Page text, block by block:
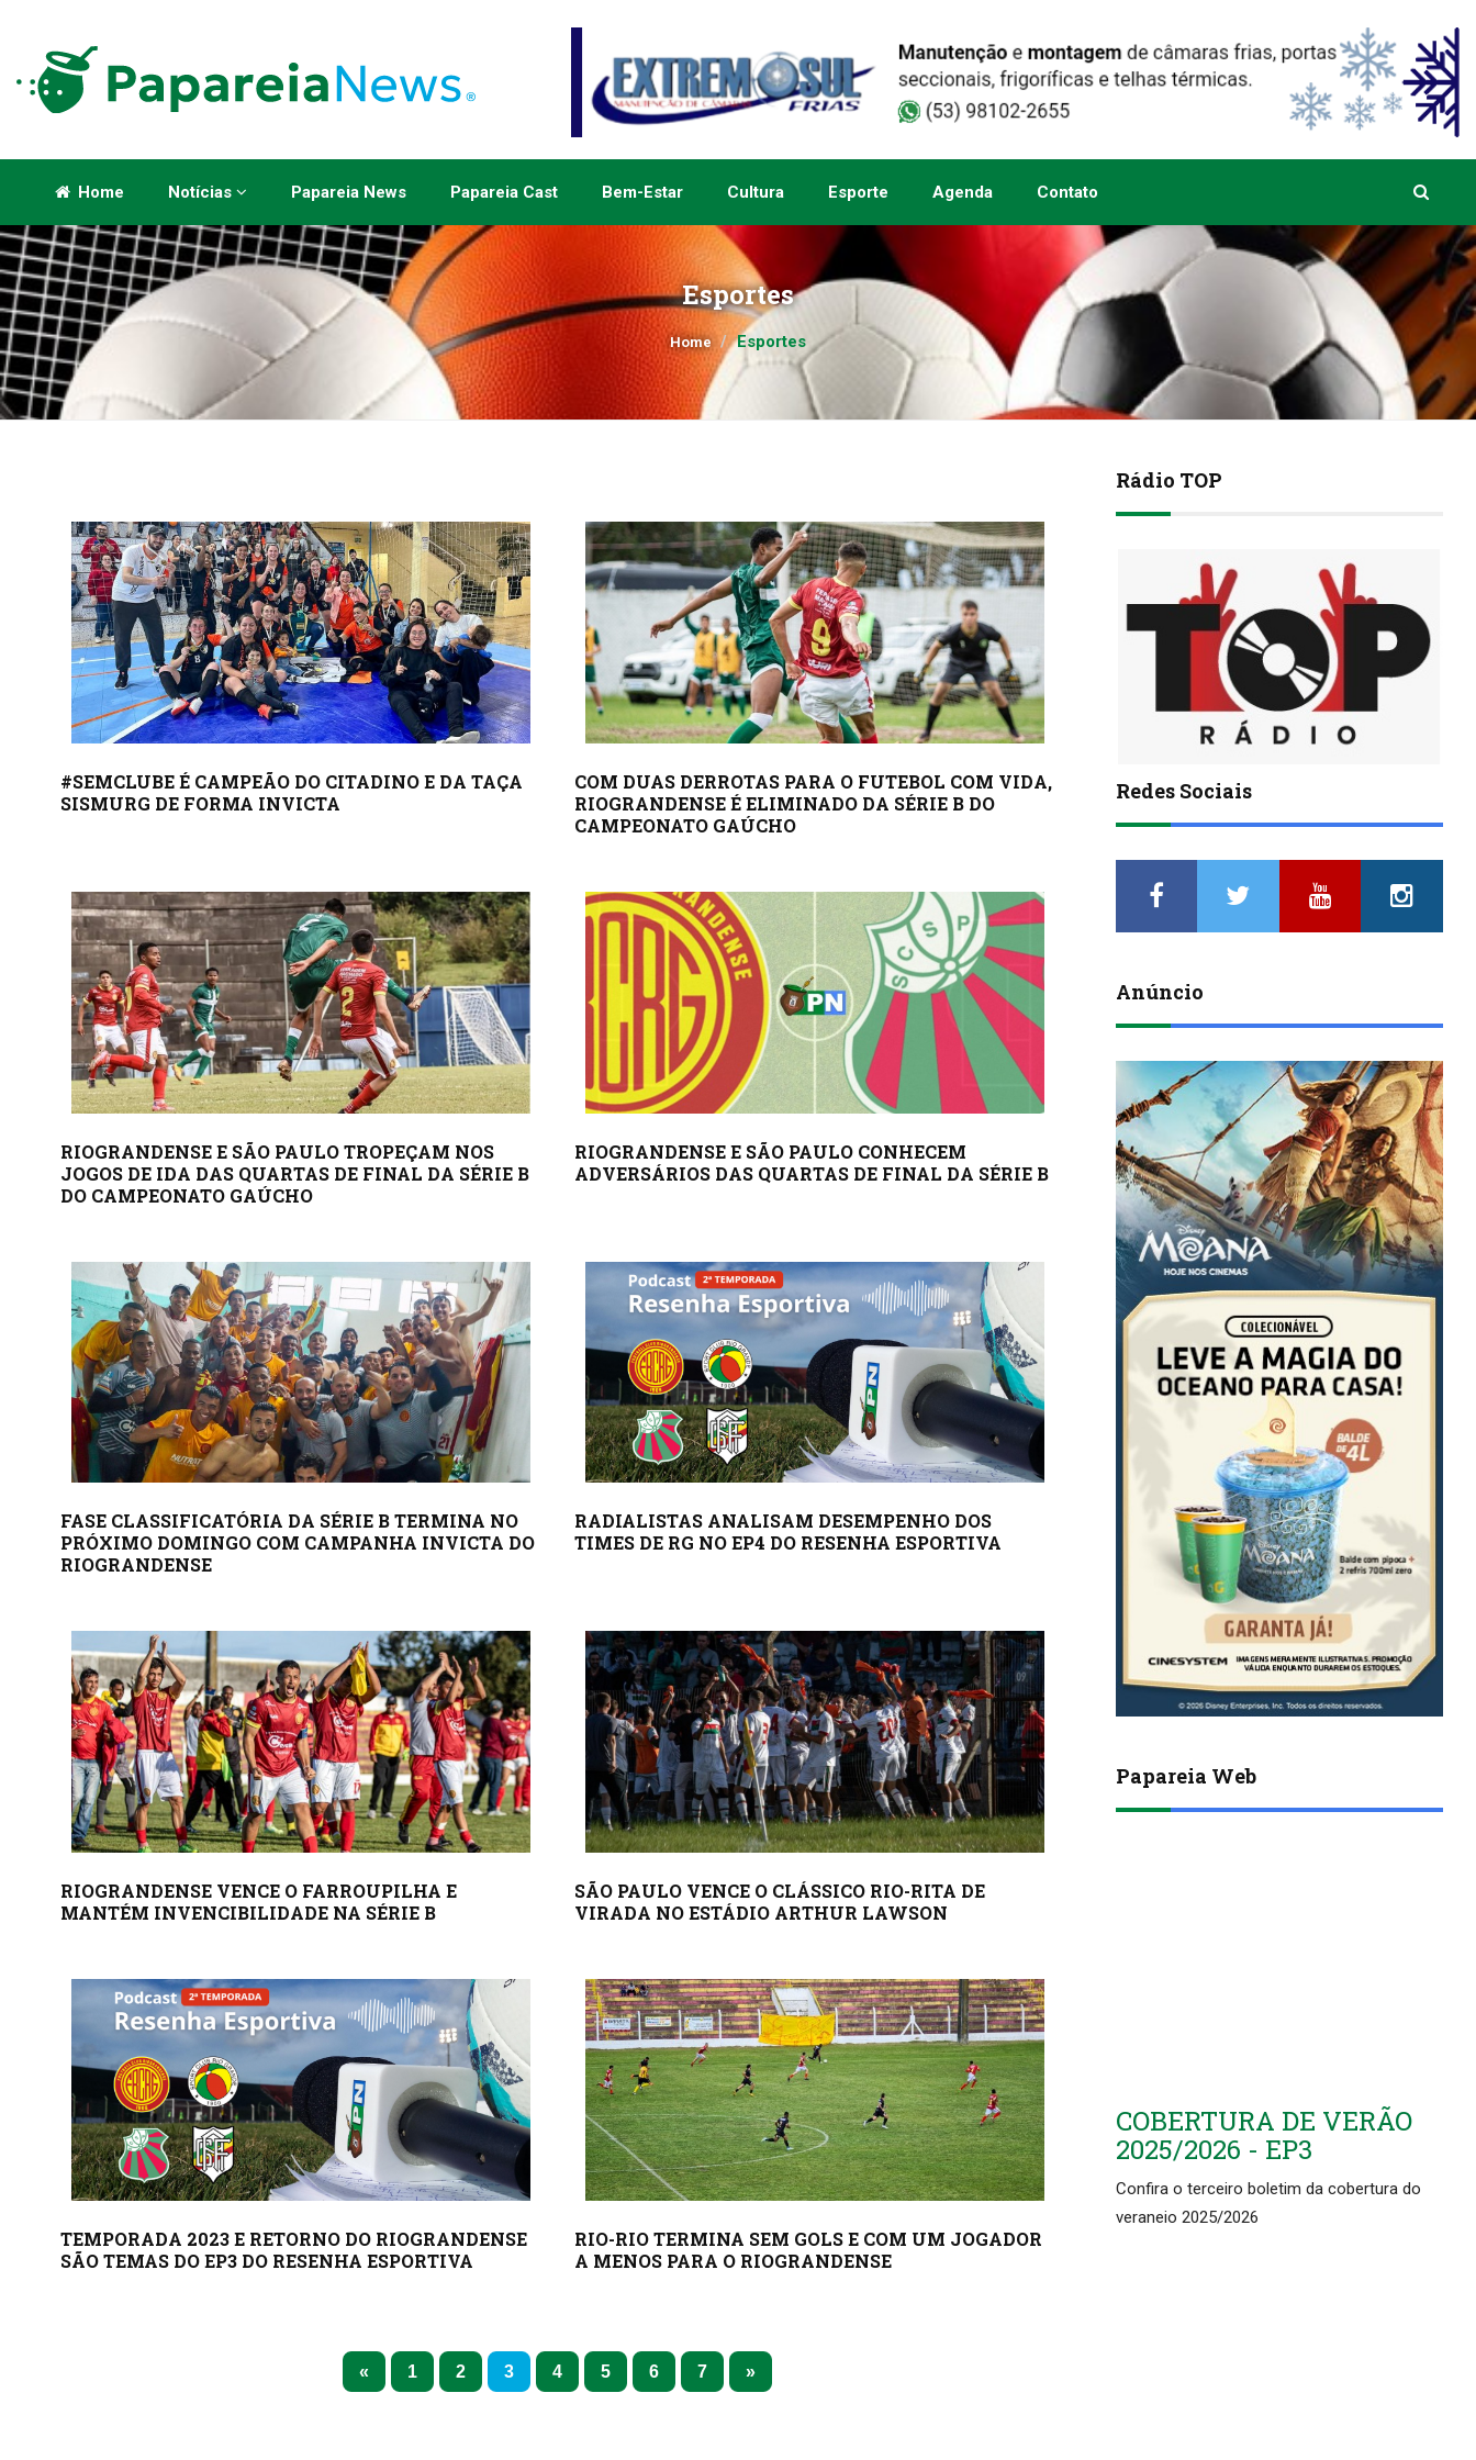
Home Notícias Papareia News Papareia Cast Bem-Estar Cultura Esporte Agenda Contato
Esportes
Home Esportes
#SEMCLUBE É CAMPEÃO DO CITADINO E DA TAÇA
SISMURG DE FORMA INVICTA
COM DUAS DERROTAS PARA O FUTEBOL COM VIDA,
RIOGRANDENSE É ELIMINADO DA SÉRIE B DO
CAMPEONATO GAÚCHO
RIOGRANDENSE E SÃO PAULO TROPEÇAM NOS
JOGOS DE IDA DAS QUARTAS DE FINAL DA SÉRIE B
DO CAMPEONATO GAÚCHO
RIOGRANDENSE E SÃO PAULO CONHECEM
ADVERSÁRIOS DAS QUARTAS DE FINAL DA SÉRIE B
FASE CLASSIFICATÓRIA DA SÉRIE B TERMINA NO
PRÓXIMO DOMINGO COM CAMPANHA INVICTA DO
RIOGRANDENSE
RADIALISTAS ANALISAM DESEMPENHO DOS
TIMES DE RG NO EP4 DO RESENHA ESPORTIVA
RIOGRANDENSE VENCE O FARROUPILHA E
MANTÉM INVENCIBILIDADE NA SÉRIE B
SÃO PAULO VENCE O CLÁSSICO RIO-RITA DE
VIRADA NO ESTÁDIO ARTHUR LAWSON
TEMPORADA 2023 E RETORNO DO RIOGRANDENSE
SÃO TEMAS DO EP3 DO RESENHA ESPORTIVA
RIO-RIO TERMINA SEM GOLS E COM UM JOGADOR
A MENOS PARA O RIOGRANDENSE
1 2 3 4 5 6 7
Rádio TOP
Redes Sociais
Anúncio
Papareia Web
COBERTURA DE VERÃO
2025/2026 - EP3
Confira o terceiro boletim da cobertura do
veraneio 2025/2026